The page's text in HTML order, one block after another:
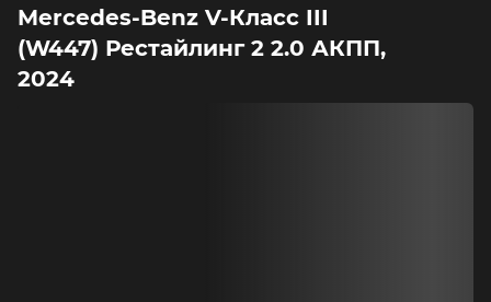
Mercedes-Benz V-Класс III
(W447) Рестайлинг 2 2.0 АКПП,
2024